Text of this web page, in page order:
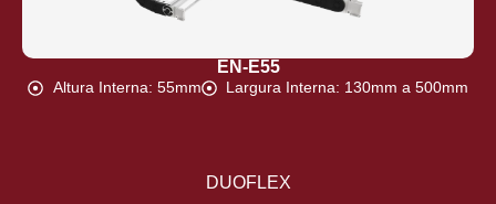
EN-E55
Altura Interna: 55mm Largura Interna: 130mm a 500mm
DUOFLEX